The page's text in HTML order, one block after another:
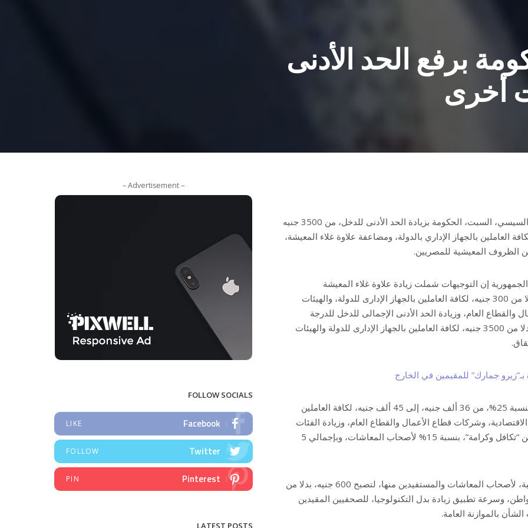
برفع الحد الأدنى
وجه الرئيس المصري عبدالفتاح السيسي، السبت، الحكومة بزيادة الحد الأدنى للدخل، من 3500 جنيه
جنيه (129.4 دولار) لكافة العاملين بالجهاز الإداري بالدولة، ومضاعفة علاوة غلاء المعيشة،
الظروف المعيشية للمصريين.
إن التوجيهات شملت زيادة علاوة غلاء المعيشة
الاستثنائية، لتصبح 600 جنيه، بدلا من 300 جنيه، لكافة العاملين بالجهاز الإدارى للدولة، والهيئات
والقطاع العام، وزيادة الحد الأدنى الإجمالى للدخل للدرجة
السادسة، ليصبح 4 آلاف جنيه، بدلا من 3500 جنيه، لكافة العاملين بالجهاز الإدارى للدولة والهيئات
جمارك” للمقيمين في الخارج
كما تم رفع حد الإعفاء الضريبى بنسبة 25%، من 36 ألف جنيه، إلى 45 ألف جنيه، لكافة العاملين
الاقتصادية، وشركات قطاع الأعمال والقطاع العام، وزيادة الفئات
المالية الممنوحة، للمستفيدين من “تكافل وكرامة”، بنسبة 15% لأصحاب المعاشات، وبإجمالي 5
وستتم مضاعفة المنحة الاستثنائية، لأصحاب المعاشات والمستفيدين منها، لتصبح 600 جنيه، بدلا من
11 مليون مواطن، وسرعة تطبيق زيادة بدل التكنولوجيا، للصحفيين المقيدين
بالموازنة العامة.
– Advertisement –
FOLLOW SOCIALS
Facebook
LIKE
Twitter
FOLLOW
Pinterest
PIN
LATEST POSTS